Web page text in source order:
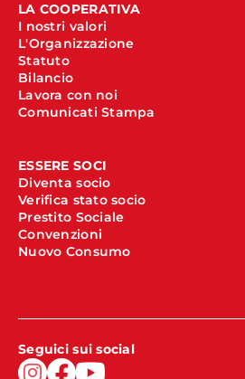
LA COOPERATIVA
I nostri valori
L'Organizzazione
Statuto
Bilancio
Lavora con noi
Comunicati Stampa
ESSERE SOCI
Diventa socio
Verifica stato socio
Prestito Sociale
Convenzioni
Nuovo Consumo
Seguici sui social